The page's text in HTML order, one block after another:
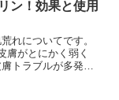
ン！効果と使用
れについてです。
膚がとにかく弱く
トラブルが多発し